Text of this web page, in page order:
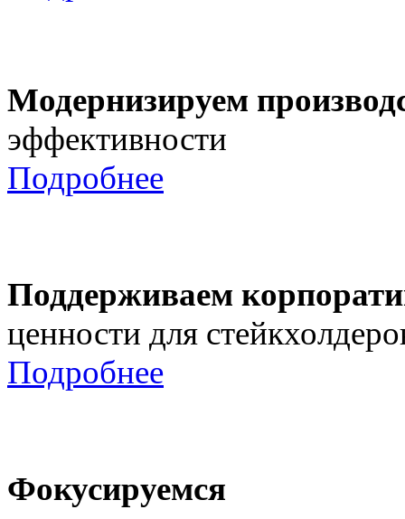
Модернизируем
эффективности
Подробнее
Поддерживаем
ценности для
Подробнее
Фокусируемся